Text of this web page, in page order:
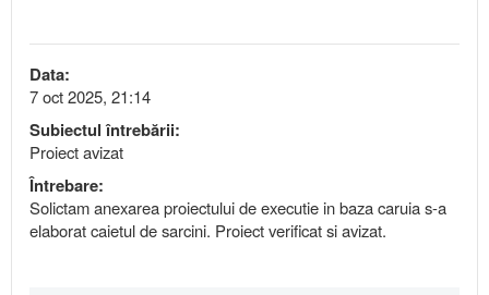
Data:
7 oct 2025, 21:14
Subiectul întrebării:
Proiect avizat
Întrebare:
Solictam anexarea proiectului de executie in baza caruia s-a
elaborat caietul de sarcini. Proiect verificat si avizat.